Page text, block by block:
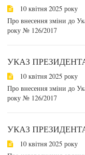
10 квітня 2025 року
Про внесення зміни до
року № 126/2017
УКАЗ
10 квітня 2025 року
Про внесення зміни до
року № 126/2017
УКАЗ
10 квітня 2025 року